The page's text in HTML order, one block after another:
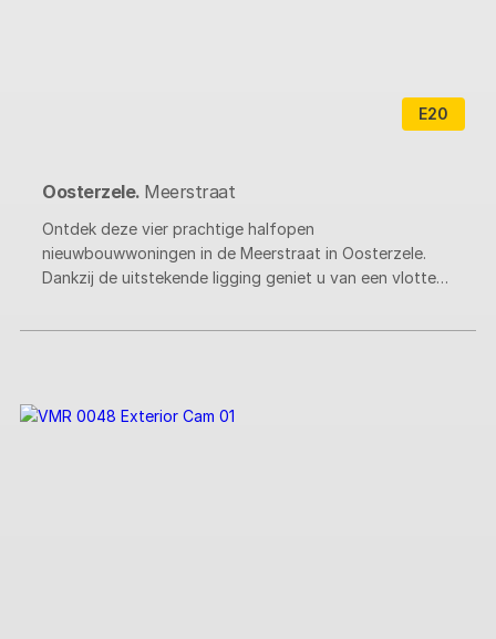
E20
Oosterzele. Meerstraat
Ontdek deze vier prachtige halfopen
nieuwbouwwoningen in de Meerstraat in Oosterzele.
Dankzij de uitstekende ligging geniet u van een vlotte
verbindingswegen. Ideaal voor een comfortabel